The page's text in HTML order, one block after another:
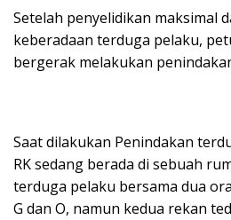
Setelah penyelidikan maksimal
keberadaan terduga pelaku,
bergerak melakukan
Saat dilakukan Penindakan
RK sedang berada di sebuah
terduga pelaku bersama dua
G dan O, namun kedua rekan